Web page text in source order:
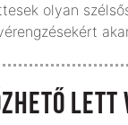
olyan